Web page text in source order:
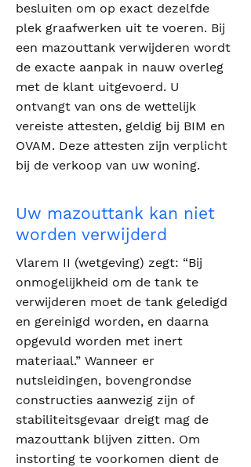
besluiten om op exact dezelfde
plek graafwerken uit te voeren. Bij
een mazouttank verwijderen wordt
de exacte aanpak in nauw overleg
met de klant uitgevoerd. U
ontvangt van ons de wettelijk
vereiste attesten, geldig bij BIM en
OVAM. Deze attesten zijn verplicht
bij de verkoop van uw woning.
Uw mazouttank kan niet
worden verwijderd
Vlarem II (wetgeving) zegt: “Bij
onmogelijkheid om de tank te
verwijderen moet de tank geledigd
en gereinigd worden, en daarna
opgevuld worden met inert
materiaal.” Wanneer er
nutsleidingen, bovengrondse
constructies aanwezig zijn of
stabiliteitsgevaar dreigt mag de
mazouttank blijven zitten. Om
instorting te voorkomen dient de